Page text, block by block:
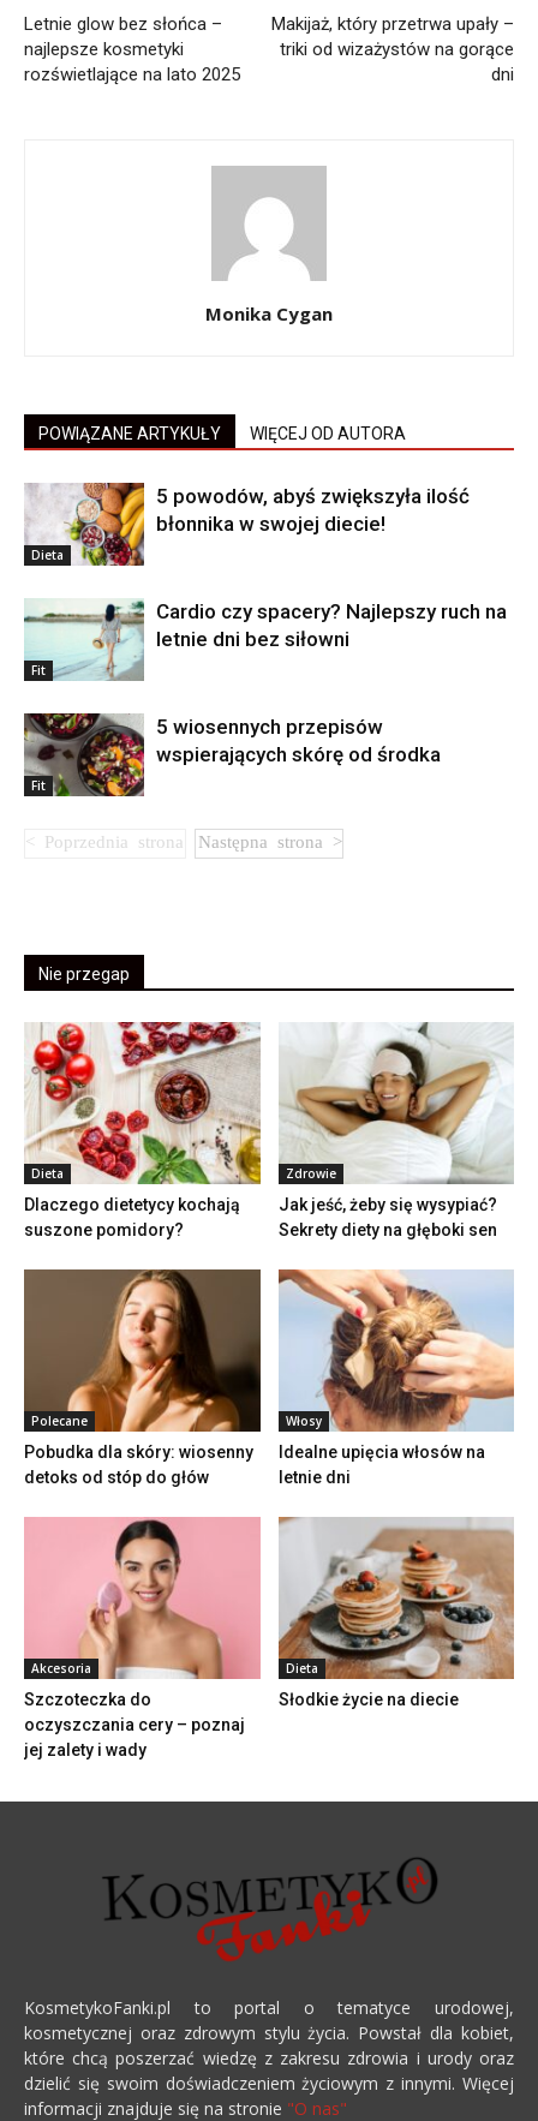
Letnie glow bez słońca –
najlepsze kosmetyki
rozświetlające na lato 2025
Makijaż, który przetrwa upały –
triki od wizażystów na gorące
dni
Monika Cygan
POWIĄZANE ARTYKUŁY WIĘCEJ OD AUTORA
Dieta
5 powodów, abyś zwiększyła ilość
błonnika w swojej diecie!
Fit
Cardio czy spacery? Najlepszy ruch na
letnie dni bez siłowni
Fit
5 wiosennych przepisów
wspierających skórę od środka
Nie przegap
Dieta
Dlaczego dietetycy kochają
suszone pomidory?
Zdrowie
Jak jeść, żeby się wysypiać?
Sekrety diety na głęboki sen
Polecane
Pobudka dla skóry: wiosenny
detoks od stóp do głów
Włosy
Idealne upięcia włosów na
letnie dni
Akcesoria
Szczoteczka do
oczyszczania cery – poznaj
jej zalety i wady
Dieta
Słodkie życie na diecie
KosmetykoFanki.pl to portal o tematyce urodowej,
kosmetycznej oraz zdrowym stylu życia. Powstał dla kobiet,
które chcą poszerzać wiedzę z zakresu zdrowia i urody oraz
dzielić się swoim doświadczeniem życiowym z innymi. Więcej
informacji znajduje się na stronie "O nas"